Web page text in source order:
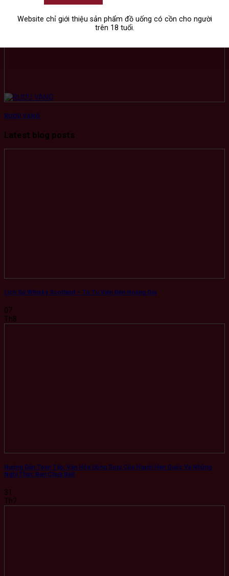
Website chỉ giới thiệu sản phẩm đồ uống có cồn cho người
trên 18 tuổi.
RƯỢU VANG
Latest blog posts
Lịch Sử Whisky Scotland – Từ Tu Viện Đến Hoàng Gia
07
Th8
Hướng Dẫn Toàn Tập: Văn Hóa Uống Soju Của Người Hàn Quốc Và Những
Nghi Thức Bạn Chưa Biết
31
Th7